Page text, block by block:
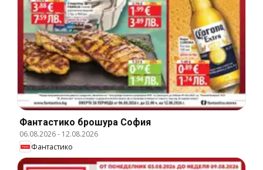
Фантастико брошура София
06.08.2026- 12.08.2026
Фантастико